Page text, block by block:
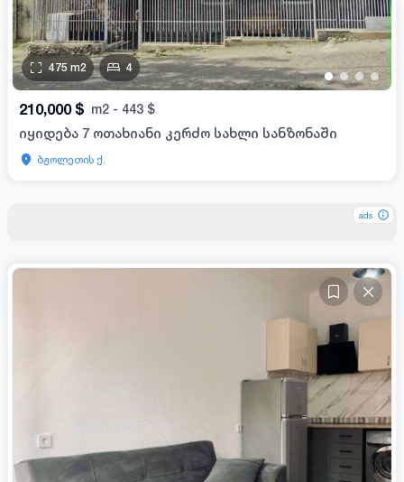
••••
475 m2 4
210,000 $ m2 - 443 $
იყიდება 7 ოთახიანი კერძო სახლი სანზონაში
ბჟოლეთის ქ.
ads
ads
ads